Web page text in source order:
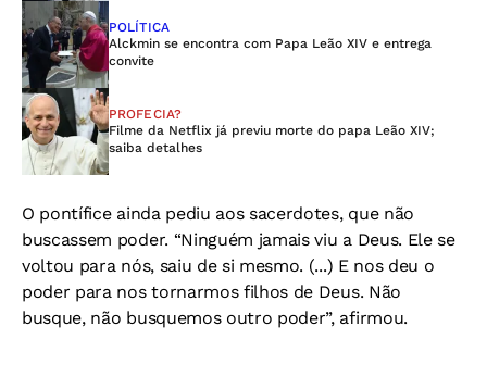
POLÍTICA
Alckmin se encontra com Papa Leão XIV e entrega
convite
PROFECIA?
Filme da Netflix já previu morte do papa Leão XIV;
saiba detalhes
O pontífice ainda pediu aos sacerdotes, que não
buscassem poder. “Ninguém jamais viu a Deus. Ele se
voltou para nós, saiu de si mesmo. (...) E nos deu o
poder para nos tornarmos filhos de Deus. Não
busque, não busquemos outro poder”, afirmou.